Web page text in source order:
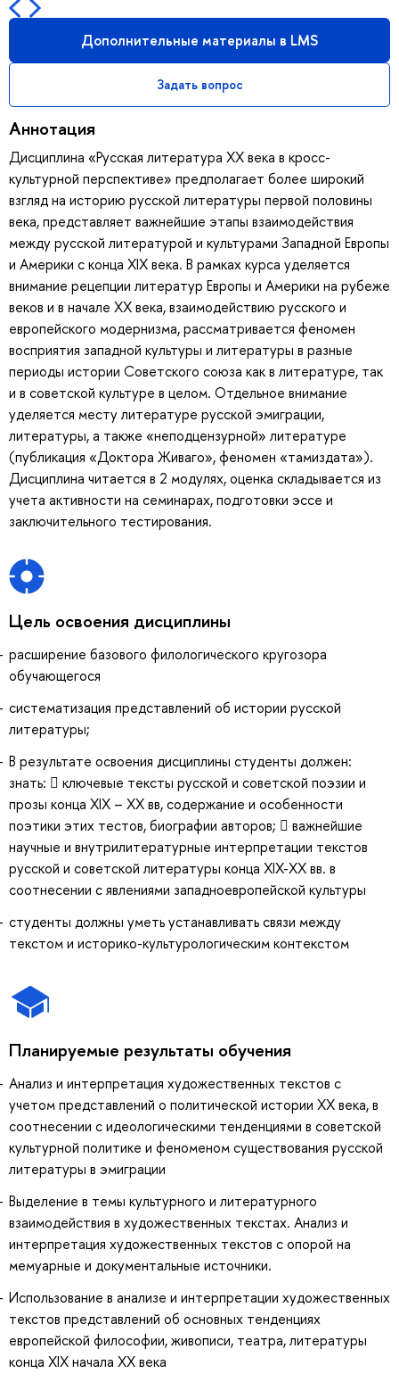
Дополнительные материалы в LMS
Задать вопрос
Аннотация
Дисциплина «Русская литература ХХ века в кросс-
культурной перспективе» предполагает более широкий
взгляд на историю русской литературы первой половины
века, представляет важнейшие этапы взаимодействия
между русской литературой и культурами Западной Европы
и Америки с конца XIX века. В рамках курса уделяется
внимание рецепции литератур Европы и Америки на рубеже
веков и в начале ХХ века, взаимодействию русского и
европейского модернизма, рассматривается феномен
восприятия западной культуры и литературы в разные
периоды истории Советского союза как в литературе, так
и в советской культуре в целом. Отдельное внимание
уделяется месту литературе русской эмиграции,
литературы, а также «неподцензурной» литературе
(публикация «Доктора Живаго», феномен «тамиздата»).
Дисциплина читается в 2 модулях, оценка складывается из
учета активности на семинарах, подготовки эссе и
заключительного тестирования.
Цель освоения дисциплины
расширение базового филологического кругозора
обучающегося
систематизация представлений об истории русской
литературы;
В результате освоения дисциплины студенты должен:
знать:  ключевые тексты русской и советской поэзии и
прозы конца ХIX – XX вв, содержание и особенности
поэтики этих тестов, биографии авторов;  важнейшие
научные и внутрилитературные интерпретации текстов
русской и советской литературы конца XIX-XX вв. в
соотнесении с явлениями западноевропейской культуры
студенты должны уметь устанавливать связи между
текстом и историко-культурологическим контекстом
Планируемые результаты обучения
Анализ и интерпретация художественных текстов с
учетом представлений о политической истории ХХ века, в
соотнесении с идеологическими тенденциями в советской
культурной политике и феноменом существования русской
литературы в эмиграции
Выделение в темы культурного и литературного
взаимодействия в художественных текстах. Анализ и
интерпретация художественных текстов с опорой на
мемуарные и документальные источники.
Использование в анализе и интерпретации художественных
текстов представлений об основных тенденциях
европейской философии, живописи, театра, литературы
конца XIX начала XX века